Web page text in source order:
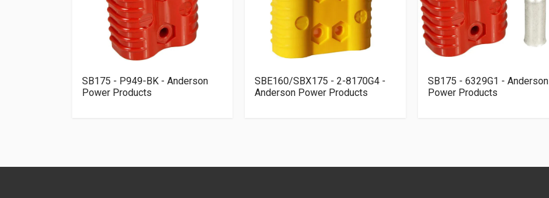
SB175 - P949-BK - Anderson
Power Products
SBE160/SBX175 - 2-8170G4 -
Anderson Power Products
SB175 - 6329G1 - Anderson
Power Products